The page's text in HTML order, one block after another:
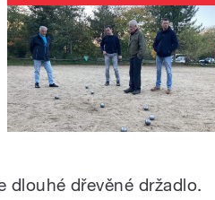
dlouhé dřevěné držadlo.